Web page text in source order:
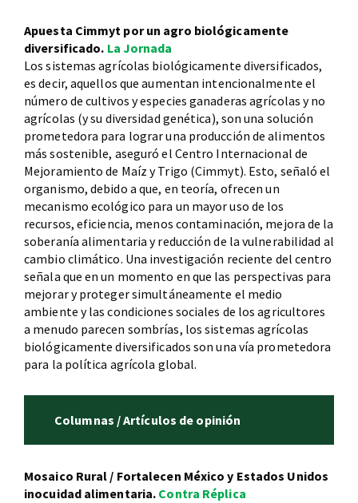
Apuesta Cimmyt por un agro biológicamente
diversificado. La Jornada
Los sistemas agrícolas biológicamente diversificados,
es decir, aquellos que aumentan intencionalmente el
número de cultivos y especies ganaderas agrícolas y no
agrícolas (y su diversidad genética), son una solución
prometedora para lograr una producción de alimentos
más sostenible, aseguró el Centro Internacional de
Mejoramiento de Maíz y Trigo (Cimmyt). Esto, señaló el
organismo, debido a que, en teoría, ofrecen un
mecanismo ecológico para un mayor uso de los
recursos, eficiencia, menos contaminación, mejora de la
soberanía alimentaria y reducción de la vulnerabilidad al
cambio climático. Una investigación reciente del centro
señala que en un momento en que las perspectivas para
mejorar y proteger simultáneamente el medio
ambiente y las condiciones sociales de los agricultores
a menudo parecen sombrías, los sistemas agrícolas
biológicamente diversificados son una vía prometedora
para la política agrícola global.
Columnas / Artículos de opinión
Mosaico Rural / Fortalecen México y Estados Unidos
inocuidad alimentaria. Contra Réplica